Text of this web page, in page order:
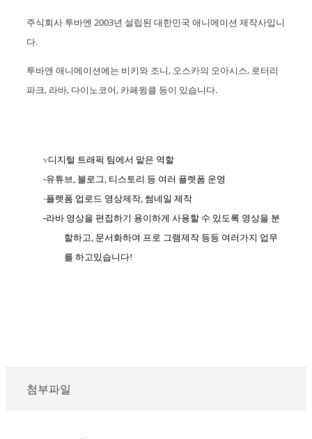
주식회사 투바엔 2003년 설립된 대한민국 애니메이션 제작사입니
다.
투바앤 애니메이션에는 비키와 조니, 오스카의 오아시스, 로터리
파크, 라바, 다이노코어, 카페윙클 등이 있습니다.
v디지털 트래픽 팀에서 맡은 역할
-유튜브, 블로그, 티스토리 등 여러 플렛폼 운영
-플렛폼 업로드 영상제작, 썸네일 제작
-라바 영상을 편집하기 용이하게 사용할 수 있도록 영상을 분
할하고, 문서화하여 프로 그램제작 등등 여러가지 업무
를 하고있습니다!
첨부파일